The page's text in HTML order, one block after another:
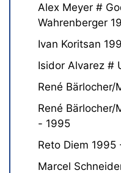
Alex Meyer #
Wahrenberger
Ivan Koritsan
Isidor Alvarez #
René
René Bärlocher/
- 1995
Reto Diem 1995
Marcel